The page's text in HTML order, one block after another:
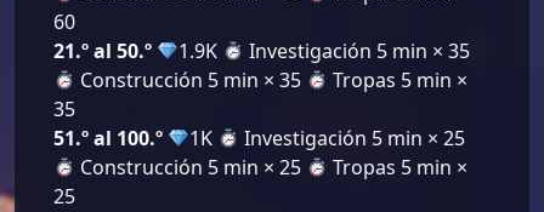
60
21.º al 50.º
1.9K
Investigación 5 min × 35
Construcción 5 min × 35
Tropas 5 min ×
35
51.º al 100.º
1K
Investigación 5 min × 25
Construcción 5 min × 25
Tropas 5 min ×
25